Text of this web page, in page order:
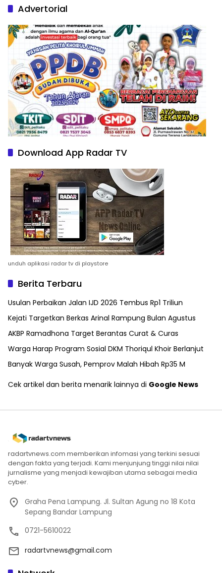
Advertorial
Download App Radar TV
unduh aplikasi radar tv di playstore
Berita Terbaru
Usulan Perbaikan Jalan IJD 2026 Tembus Rp1 Triliun
Kejati Targetkan Berkas Arinal Rampung Bulan Agustus
AKBP Ramadhona Target Berantas Curat & Curas
Warga Harap Program Sosial DKM Thoriqul Khoir Berlanjut
Banyak Warga Susah, Pemprov Malah Hibah Rp35 M
Cek artikel dan berita menarik lainnya di Google News
radartvnews.com memberikan infomasi yang terkini sesuai
dengan fakta yang terjadi. Kami menjunjung tinggi nilai nilai
jurnalisme yang menjadi kewajiban utama sebagai media
cyber.
Graha Pena Lampung. Jl. Sultan Agung no 18 Kota
Sepang Bandar Lampung
0721-5610022
radartvnews@gmail.com